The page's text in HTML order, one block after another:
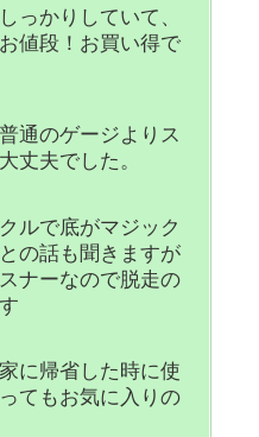
っかりしていて、
値段！お買い得で
通のゲージよりス
丈夫でした。
ルで底がマジック
の話も聞きますが
ナーなので脱走の
に帰省した時に使
てもお気に入りの